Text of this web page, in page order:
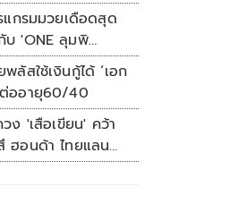
แกรมมวยเดือดสุด
บ 'ONE ลุมพิ
'ลัสใช้เงินกู้ได้ ‘เอก
ต่ออายุ60/40
'เสือเขียน' คว้า
ฮอนด้า ไทยแลนด์
3